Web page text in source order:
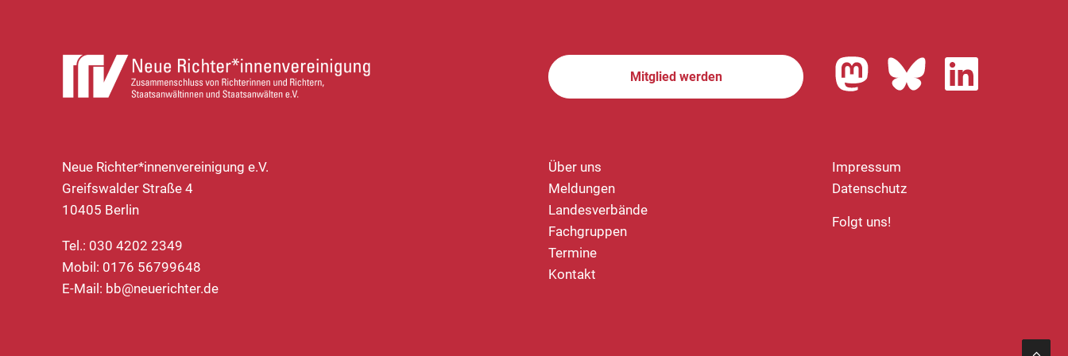
Mitglied werden
Neue Richter*innenvereinigung e.V.
Greifswalder Straße 4
10405 Berlin
Tel.: 030 4202 2349
Mobil: 0176 56799648
E-Mail: bb@neuerichter.de
Über uns
Meldungen
Landesverbände
Fachgruppen
Termine
Kontakt
Impressum
Datenschutz
Folgt uns!